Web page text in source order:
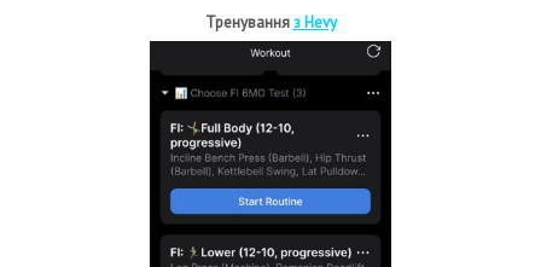
Тренуванняз Hevy